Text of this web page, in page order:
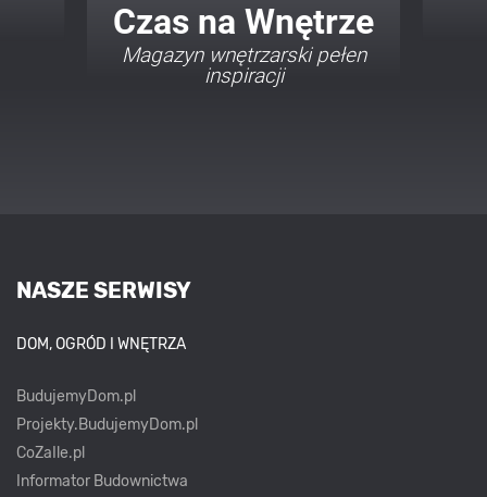
Twój Dom Twój Styl
Porady i inspiracje w
najmodniejszych stylach
NASZE SERWISY
DOM, OGRÓD I WNĘTRZA
BudujemyDom.pl
Projekty.BudujemyDom.pl
CoZaIle.pl
Informator Budownictwa